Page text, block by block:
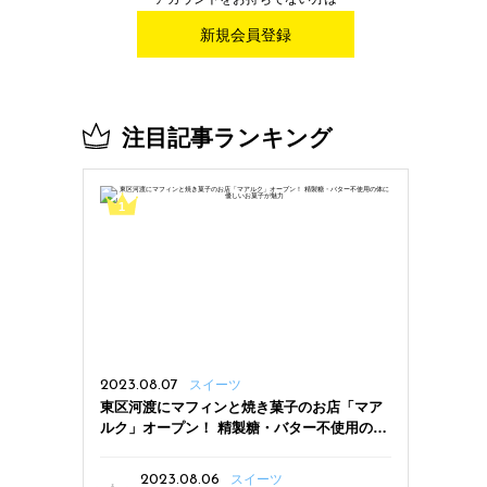
新規会員登録
注目記事ランキング
2023.08.07 スイーツ
東区河渡にマフィンと焼き菓子のお店「マア
ルク」オープン！ 精製糖・バター不使用の体
2023.08.06
スイーツ